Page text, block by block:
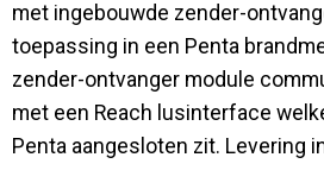
met ingebouwde zender-
toepassing in een Penta
zender-ontvanger module
met een Reach lusinterface
Penta aangesloten zit. Levering